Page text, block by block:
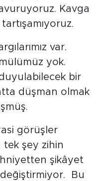
Kavga
var.
yok.
bir
düşman olmak
görüşler
tek şey zihin
şikâyet
Bu